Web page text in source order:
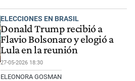
ELECCIONES EN BRASIL
Donald Trump recibió a
Flavio Bolsonaro y elogió a
Lula en la reunión
27-05-2026 18:30
ELEONORA GOSMAN